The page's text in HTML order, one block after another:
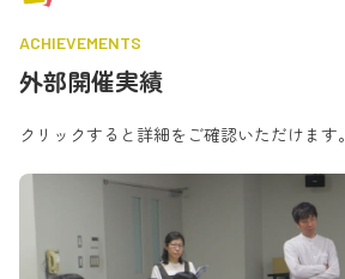
ACHIEVEMENTS
外部開催実績
クリックすると詳細をご確認いただけます。